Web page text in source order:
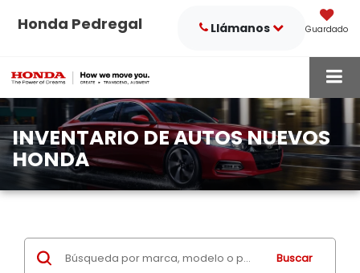
Honda Pedregal Guardado
Llámanos
INVENTARIO DE AUTOS NUEVOS
HONDA
Buscar